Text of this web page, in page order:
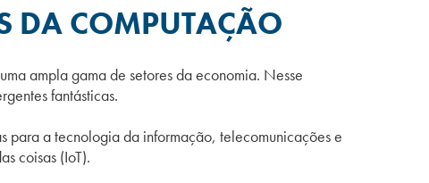
DA COMPUTAÇÃO
ampla gama de setores da economia. Nesse
fantásticas.
para a tecnologia da informação, telecomunicações e
coisas (IoT).